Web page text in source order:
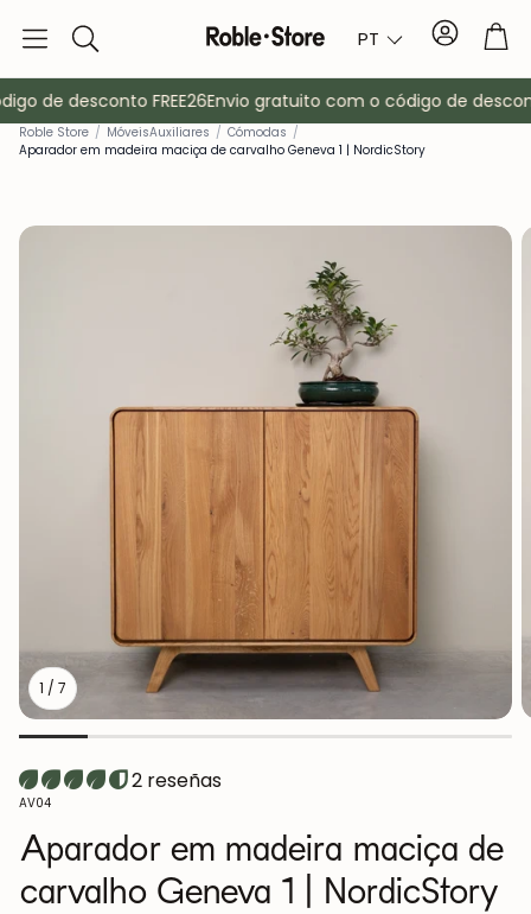
Pesquisa PT Conta
Mesas de
Bengaleiros
de desconto FREE26Envio gratuito com o código de desconto
Roble Store / MóveisAuxiliares / Cómodas /
Aparador em madeira maciça de carvalho Geneva 1 | NordicStory
1 / 7
2 reseñas
SKU:
AV04
Aparador em madeira maciça de
carvalho Geneva 1 | NordicStory